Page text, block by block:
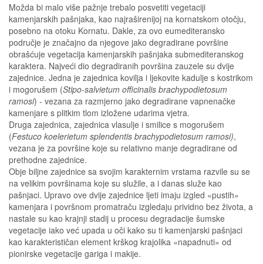
Možda bi malo više pažnje trebalo posvetiti vegetaciji
kamenjarskih pašnjaka, kao najraširenijoj na kornatskom otočju,
posebno na otoku Kornatu. Dakle, za ovo eumediteransko
područje je značajno da njegove jako degradirane površine
obrašćuje vegetacija kamenjarskih pašnjaka submediteranskog
karaktera. Najveći dio degradiranih površina zauzele su dvije
zajednice. Jedna je zajednica kovilja i ljekovite kadulje s kostrikom
i mogorušem (Stipo-salvietum officinalis brachypodietosum
ramosi) - vezana za razmjerno jako degradirane vapnenačke
kamenjare s plitkim tlom izložene udarima vjetra.
Druga zajednica, zajednica vlasulje i smilice s mogorušem
(Festuco koelerietum splendentis brachypodietosum ramosi),
vezana je za površine koje su relativno manje degradirane od
prethodne zajednice.
Obje biljne zajednice sa svojim karakternim vrstama razvile su se
na velikim površinama koje su služile, a i danas služe kao
pašnjaci. Upravo ove dvije zajednice ljeti imaju izgled «pustih»
kamenjara i površnom promatraču izgledaju prividno bez života, a
nastale su kao krajnji stadij u procesu degradacije šumske
vegetacije iako već upada u oči kako su ti kamenjarski pašnjaci
kao karakterističan element krškog krajolika «napadnuti» od
pionirske vegetacije gariga i makije.